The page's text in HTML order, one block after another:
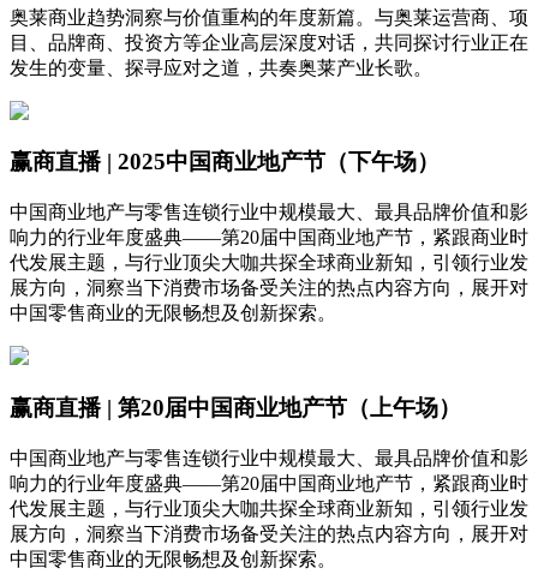
奥莱商业趋势洞察与价值重构的年度新篇。与奥莱运营商、项
目、品牌商、投资方等企业高层深度对话，共同探讨行业正在
发生的变量、探寻应对之道，共奏奥莱产业长歌。
赢商直播 | 2025中国商业地产节（下午场）
中国商业地产与零售连锁行业中规模最大、最具品牌价值和影
响力的行业年度盛典——第20届中国商业地产节，紧跟商业时
代发展主题，与行业顶尖大咖共探全球商业新知，引领行业发
展方向，洞察当下消费市场备受关注的热点内容方向，展开对
中国零售商业的无限畅想及创新探索。
赢商直播 | 第20届中国商业地产节（上午场）
中国商业地产与零售连锁行业中规模最大、最具品牌价值和影
响力的行业年度盛典——第20届中国商业地产节，紧跟商业时
代发展主题，与行业顶尖大咖共探全球商业新知，引领行业发
展方向，洞察当下消费市场备受关注的热点内容方向，展开对
中国零售商业的无限畅想及创新探索。